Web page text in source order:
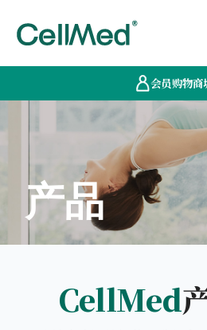
会员购物商
产品
CellMed